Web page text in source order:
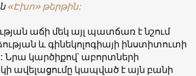
«Էխո» թերթին:
աճի մեկ այլ պատճառ է նշում
և գինեկոլոգիայի ինստիտուտի
Նրա կարծիքով՝ աբորտների
ավելացումը կապված է այն բանի